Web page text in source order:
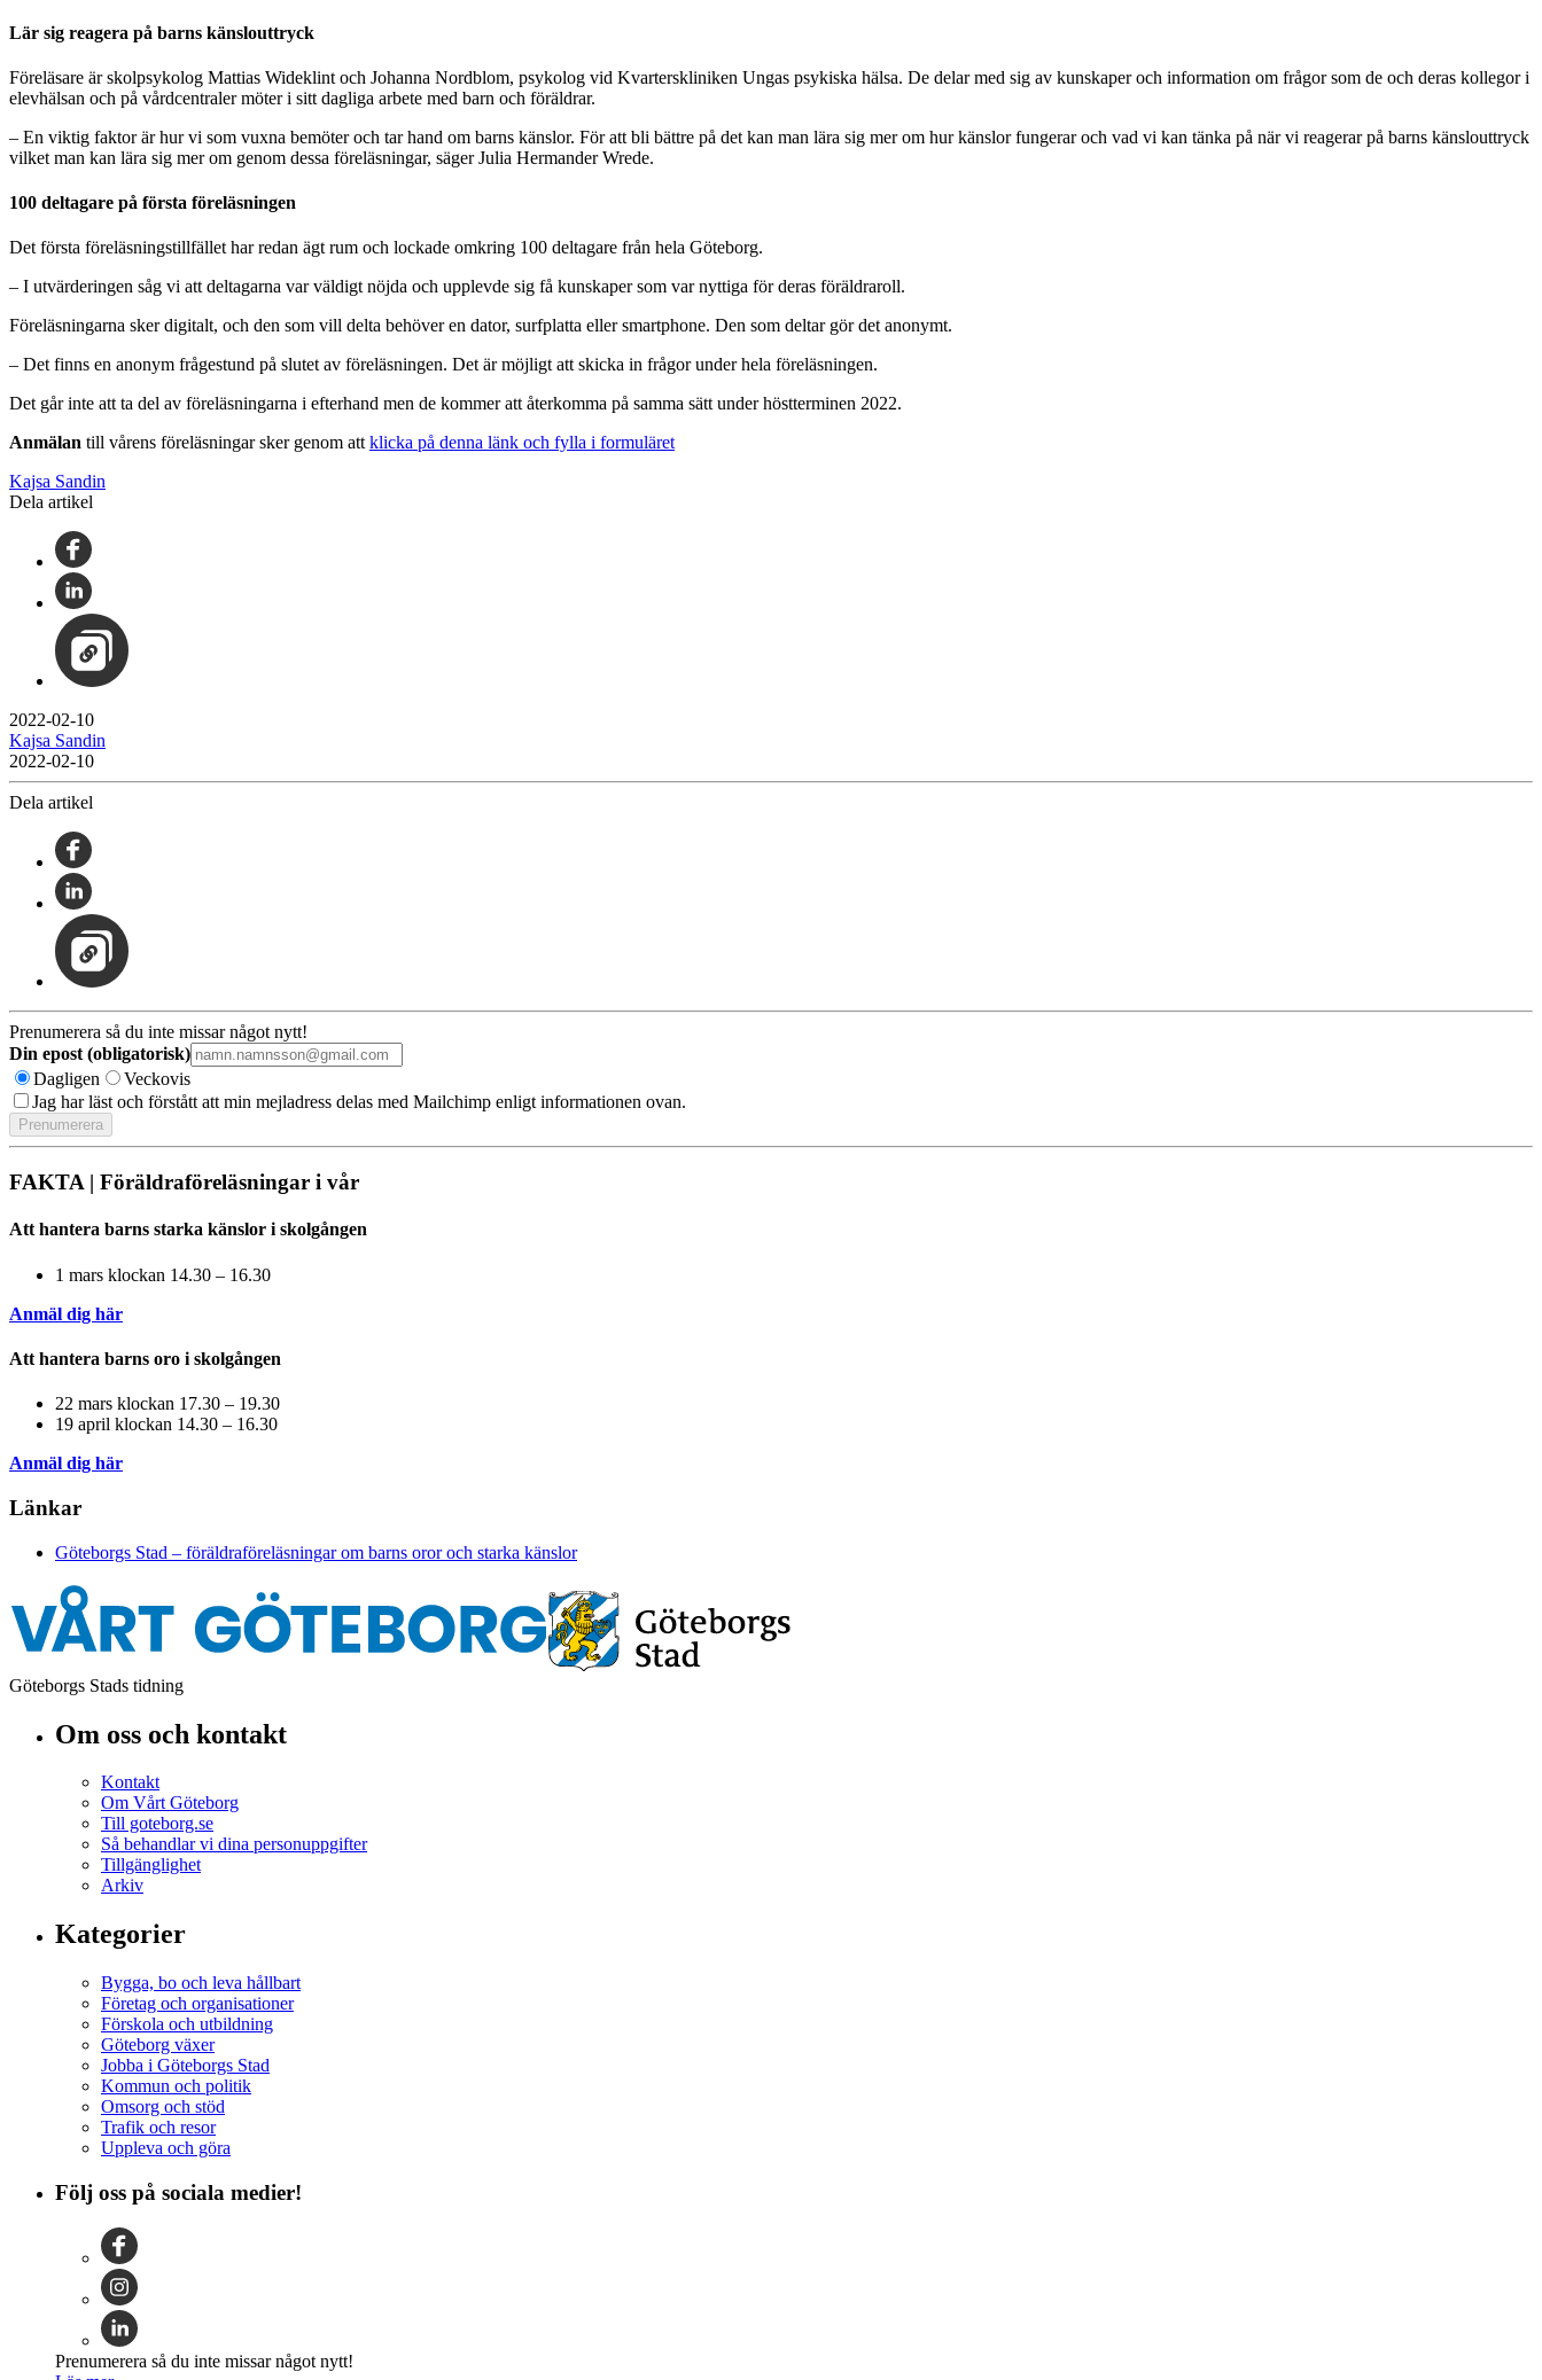
Lär sig reagera på barns känslouttryck
Föreläsare är skolpsykolog Mattias Wideklint och Johanna Nordblom, psykolog vid Kvarterskliniken Ungas psykiska hälsa. De delar med sig av kunskaper och information om frågor som de och deras kollegor i
elevhälsan och på vårdcentraler möter i sitt dagliga arbete med barn och föräldrar.
– En viktig faktor är hur vi som vuxna bemöter och tar hand om barns känslor. För att bli bättre på det kan man lära sig mer om hur känslor fungerar och vad vi kan tänka på när vi reagerar på barns känslouttryck
vilket man kan lära sig mer om genom dessa föreläsningar, säger Julia Hermander Wrede.
100 deltagare på första föreläsningen
Det första föreläsningstillfället har redan ägt rum och lockade omkring 100 deltagare från hela Göteborg.
– I utvärderingen såg vi att deltagarna var väldigt nöjda och upplevde sig få kunskaper som var nyttiga för deras föräldraroll.
Föreläsningarna sker digitalt, och den som vill delta behöver en dator, surfplatta eller smartphone. Den som deltar gör det anonymt.
– Det finns en anonym frågestund på slutet av föreläsningen. Det är möjligt att skicka in frågor under hela föreläsningen.
Det går inte att ta del av föreläsningarna i efterhand men de kommer att återkomma på samma sätt under höstterminen 2022.
Anmälan till vårens föreläsningar sker genom attklicka på denna länk och fylla i formuläret
Kajsa Sandin
Dela artikel
2022-02-10
Kajsa Sandin
2022-02-10
Dela artikel
Prenumerera så du inte missar något nytt!
Din epost (obligatorisk)
Dagligen
Veckovis
Jag har läst och förstått att min mejladress delas med Mailchimp enligt informationen ovan.
FAKTA | Föräldraföreläsningar i vår
Att hantera barns starka känslor i skolgången
1 mars klockan 14.30 – 16.30
Anmäl dig här
Att hantera barns oro i skolgången
22 mars klockan 17.30 – 19.30
19 april klockan 14.30 – 16.30
Anmäl dig här
Länkar
Göteborgs Stad – föräldraföreläsningar om barns oror och starka känslor
Göteborgs Stads tidning
Om oss och kontakt
Kontakt
Om Vårt Göteborg
Till goteborg.se
Så behandlar vi dina personuppgifter
Tillgänglighet
Arkiv
Kategorier
Bygga, bo och leva hållbart
Företag och organisationer
Förskola och utbildning
Göteborg växer
Jobba i Göteborgs Stad
Kommun och politik
Omsorg och stöd
Trafik och resor
Uppleva och göra
Följ oss på sociala medier!
Prenumerera så du inte missar något nytt!